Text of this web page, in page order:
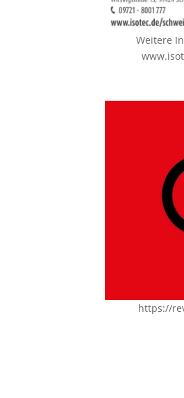
Weitere
https://